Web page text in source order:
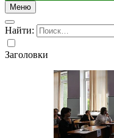
Меню
Найти:
Заголовки